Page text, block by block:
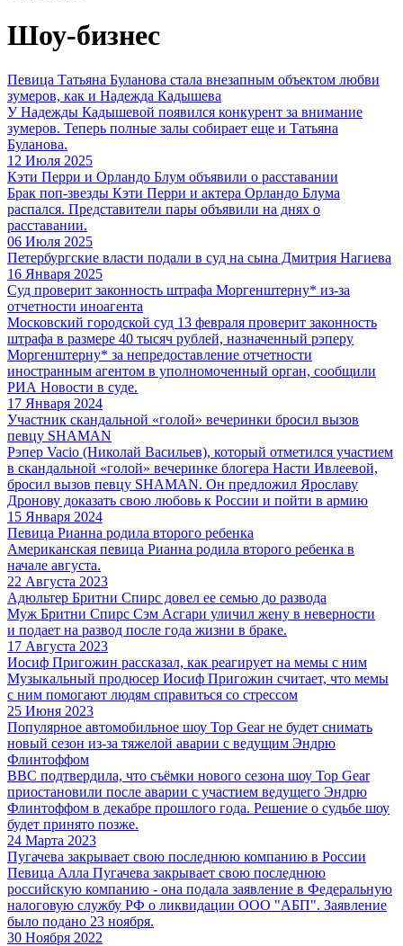
Шоу-бизнес
Певица Татьяна Буланова стала внезапным объектом любви
зумеров, как и Надежда Кадышева
У Надежды Кадышевой появился конкурент за внимание
зумеров. Теперь полные залы собирает еще и Татьяна
Буланова.
12 Июля 2025
Кэти Перри и Орландо Блум объявили о расставании
Брак поп-звезды Кэти Перри и актера Орландо Блума
распался. Представители пары объявили на днях о
расставании.
06 Июля 2025
Петербургские власти подали в суд на сына Дмитрия Нагиева
16 Января 2025
Суд проверит законность штрафа Моргенштерну* из-за
отчетности иноагента
Московский городской суд 13 февраля проверит законность
штрафа в размере 40 тысяч рублей, назначенный рэперу
Моргенштерну* за непредоставление отчетности
иностранным агентом в уполномоченный орган, сообщили
РИА Новости в суде.
17 Января 2024
Участник скандальной «голой» вечеринки бросил вызов
певцу SHAMAN
Рэпер Vacio (Николай Васильев), который отметился участием
в скандальной «голой» вечеринке блогера Насти Ивлеевой,
бросил вызов певцу SHAMAN. Он предложил Ярославу
Дронову доказать свою любовь к России и пойти в армию
15 Января 2024
Певица Рианна родила второго ребенка
Американская певица Рианна родила второго ребенка в
начале августа.
22 Августа 2023
Адюльтер Бритни Спирс довел ее семью до развода
Муж Бритни Спирс Сэм Асгари уличил жену в неверности
и подает на развод после года жизни в браке.
17 Августа 2023
Иосиф Пригожин рассказал, как реагирует на мемы с ним
Музыкальный продюсер Иосиф Пригожин считает, что мемы
с ним помогают людям справиться со стрессом
25 Июня 2023
Популярное автомобильное шоу Top Gear не будет снимать
новый сезон из-за тяжелой аварии с ведущим Эндрю
Флинтоффом
BBC подтвердила, что съёмки нового сезона шоу Top Gear
приостановили после аварии с участием ведущего Эндрю
Флинтоффом в декабре прошлого года. Решение о судьбе шоу
будет принято позже.
24 Марта 2023
Пугачева закрывает свою последнюю компанию в России
Певица Алла Пугачева закрывает свою последнюю
российскую компанию - она подала заявление в Федеральную
налоговую службу РФ о ликвидации ООО "АБП". Заявление
было подано 23 ноября.
30 Ноября 2022